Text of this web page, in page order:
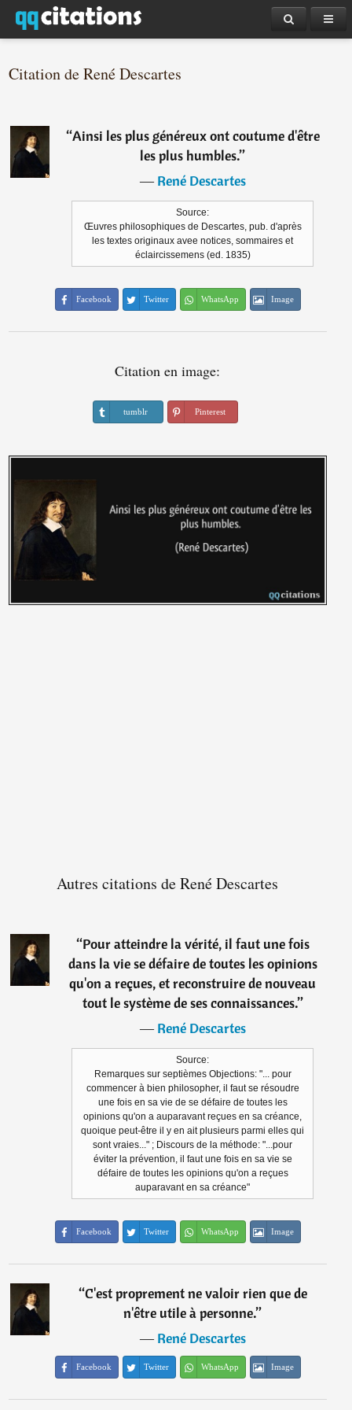
Citation de René Descartes
“Ainsi les plus généreux ont coutume d'être
les plus humbles.”
―René Descartes
Source:
Œuvres philosophiques de Descartes, pub. d'après
les textes originaux avee notices, sommaires et
éclaircissemens (ed. 1835)
Facebook Twitter WhatsApp Image
Citation en image:
tumblr Pinterest
Autres citations de René Descartes
“Pour atteindre la vérité, il faut une fois
dans la vie se défaire de toutes les opinions
qu'on a reçues, et reconstruire de nouveau
tout le système de ses connaissances.”
―René Descartes
Source:
Remarques sur septièmes Objections: "... pour
commencer à bien philosopher, il faut se résoudre
une fois en sa vie de se défaire de toutes les
opinions qu'on a auparavant reçues en sa créance,
quoique peut-être il y en ait plusieurs parmi elles qui
sont vraies..." ; Discours de la méthode: "...pour
éviter la prévention, il faut une fois en sa vie se
défaire de toutes les opinions qu'on a reçues
auparavant en sa créance"
Facebook Twitter WhatsApp Image
“C'est proprement ne valoir rien que de
n'être utile à personne.”
―René Descartes
Facebook Twitter WhatsApp Image